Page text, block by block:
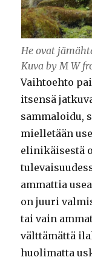
He ovat
Kuva by M W
Vaihtoehto
itsensä
sammaloidu,
mielletään
elinikäisestä
ammattia
on juuri
tai vain
välttämättä
huolimatta